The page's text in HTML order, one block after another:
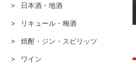
日本酒・地酒
リキュール・梅酒
焼酎・ジン・スピリッツ
ワイン